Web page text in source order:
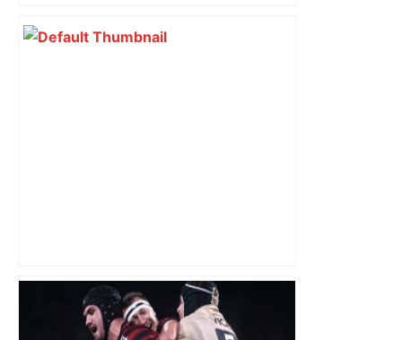
les agriculteurs manifestent malgré les
interdictions